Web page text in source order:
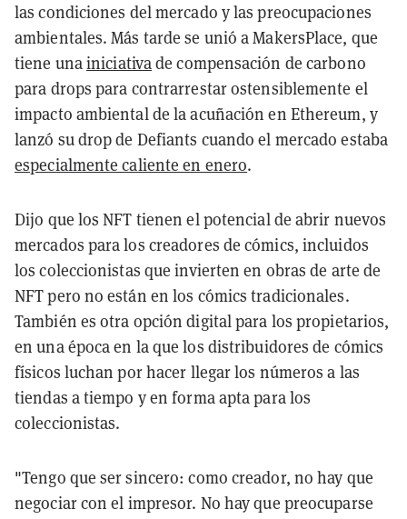
las condiciones del mercado y las preocupaciones
ambientales. Más tarde se unió a MakersPlace, que
tiene unainiciativade compensación de carbono
para drops para contrarrestar ostensiblemente el
impacto ambiental de la acuñación en Ethereum, y
lanzó su drop de Defiants cuando el mercado estaba
especialmente caliente en enero.
Dijo que los NFT tienen el potencial de abrir nuevos
mercados para los creadores de cómics, incluidos
los coleccionistas que invierten en obras de arte de
NFT pero no están en los cómics tradicionales.
También es otra opción digital para los propietarios,
en una época en la que los distribuidores de cómics
físicos luchan por hacer llegar los números a las
tiendas a tiempo y en forma apta para los
coleccionistas.
"Tengo que ser sincero: como creador, no hay que
negociar con el impresor. No hay que preocuparse